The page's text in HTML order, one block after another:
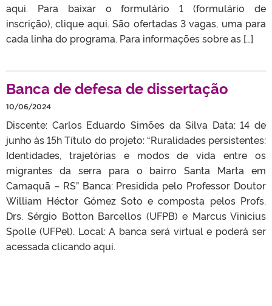
aqui. Para baixar o formulário 1 (formulário de
inscrição), clique aqui. São ofertadas 3 vagas, uma para
cada linha do programa. Para informações sobre as […]
Banca de defesa de dissertação
10/06/2024
Discente: Carlos Eduardo Simões da Silva Data: 14 de
junho às 15h Título do projeto: “Ruralidades persistentes:
Identidades, trajetórias e modos de vida entre os
migrantes da serra para o bairro Santa Marta em
Camaquã – RS” Banca: Presidida pelo Professor Doutor
William Héctor Gómez Soto e composta pelos Profs.
Drs. Sérgio Botton Barcellos (UFPB) e Marcus Vinicius
Spolle (UFPel). Local: A banca será virtual e poderá ser
acessada clicando aqui.